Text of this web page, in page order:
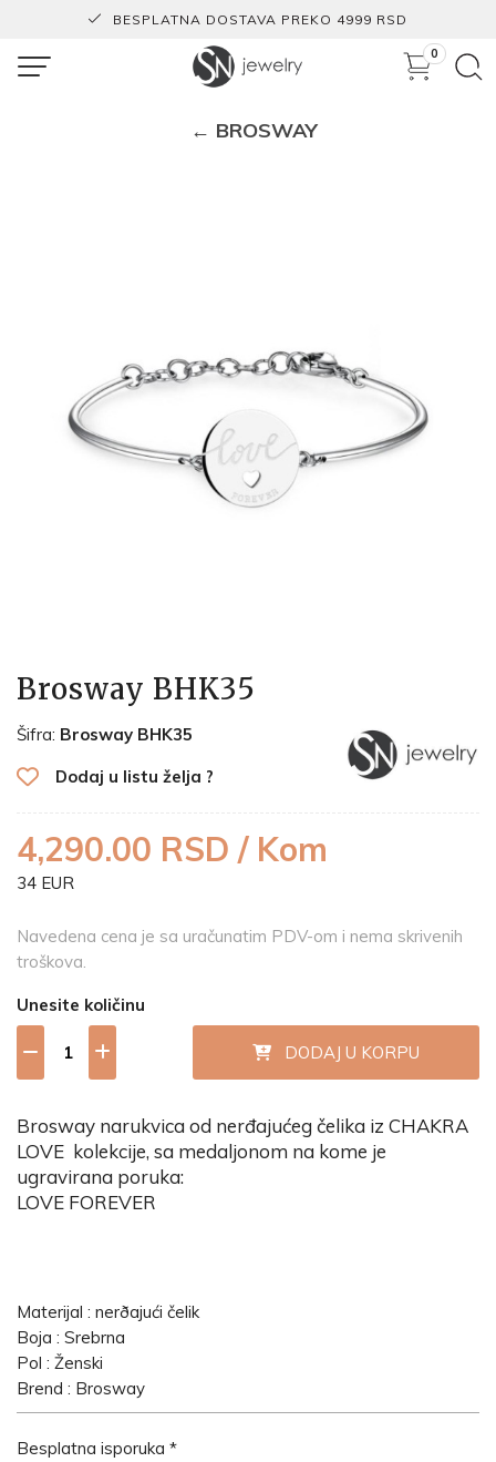
BESPLATNA DOSTAVA PREKO 4999 RSD
0
← BROSWAY
Brosway BHK35
Šifra: Brosway BHK35
Dodaj u listu želja ?
4,290.00 RSD / Kom
34 EUR
Navedena cena je sa uračunatim PDV-om i nema skrivenih
troškova.
Unesite količinu
DODAJ U KORPU
Brosway narukvica od nerđajućeg čelika iz CHAKRA
LOVE kolekcije, sa medaljonom na kome je
ugravirana poruka:
LOVE FOREVER
Materijal : nerðajući čelik
Boja : Srebrna
Pol : Ženski
Brend : Brosway
Besplatna isporuka *